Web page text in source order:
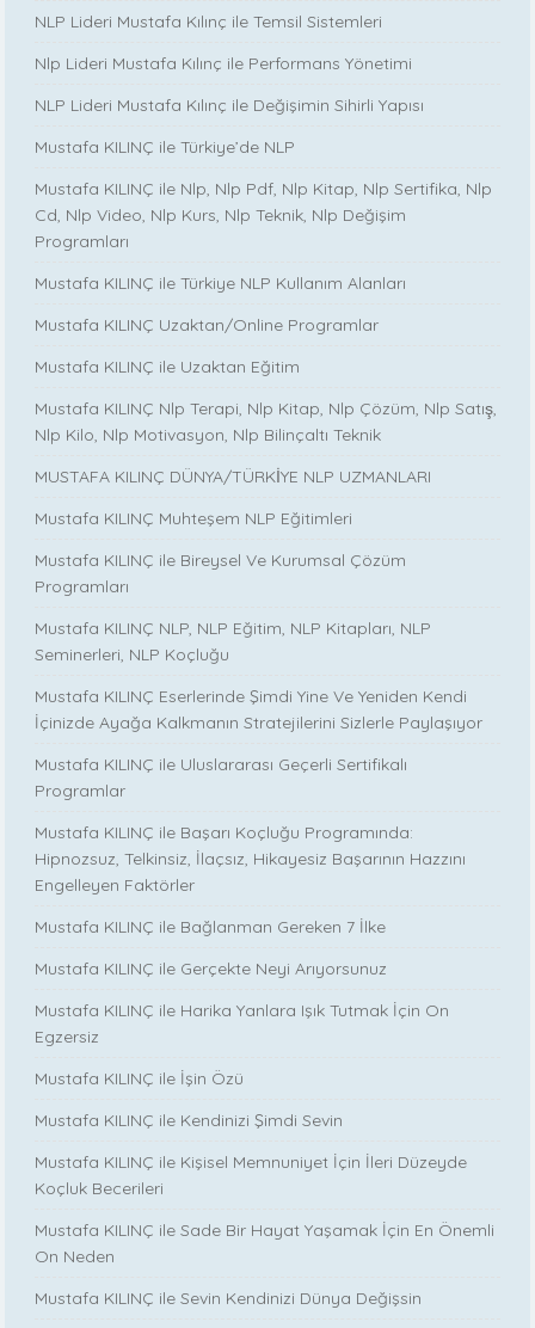
NLP Lideri Mustafa Kılınç ile Temsil Sistemleri
Nlp Lideri Mustafa Kılınç ile Performans Yönetimi
NLP Lideri Mustafa Kılınç ile Değişimin Sihirli Yapısı
Mustafa KILINÇ ile Türkiye’de NLP
Mustafa KILINÇ ile Nlp, Nlp Pdf, Nlp Kitap, Nlp Sertifika, Nlp
Cd, Nlp Video, Nlp Kurs, Nlp Teknik, Nlp Değişim
Programları
Mustafa KILINÇ ile Türkiye NLP Kullanım Alanları
Mustafa KILINÇ Uzaktan/Online Programlar
Mustafa KILINÇ ile Uzaktan Eğitim
Mustafa KILINÇ Nlp Terapi, Nlp Kitap, Nlp Çözüm, Nlp Satış,
Nlp Kilo, Nlp Motivasyon, Nlp Bilinçaltı Teknik
MUSTAFA KILINÇ DÜNYA/TÜRKİYE NLP UZMANLARI
Mustafa KILINÇ Muhteşem NLP Eğitimleri
Mustafa KILINÇ ile Bireysel Ve Kurumsal Çözüm
Programları
Mustafa KILINÇ NLP, NLP Eğitim, NLP Kitapları, NLP
Seminerleri, NLP Koçluğu
Mustafa KILINÇ Eserlerinde Şimdi Yine Ve Yeniden Kendi
İçinizde Ayağa Kalkmanın Stratejilerini Sizlerle Paylaşıyor
Mustafa KILINÇ ile Uluslararası Geçerli Sertifikalı
Programlar
Mustafa KILINÇ ile Başarı Koçluğu Programında:
Hipnozsuz, Telkinsiz, İlaçsız, Hikayesiz Başarının Hazzını
Engelleyen Faktörler
Mustafa KILINÇ ile Bağlanman Gereken 7 İlke
Mustafa KILINÇ ile Gerçekte Neyi Arıyorsunuz
Mustafa KILINÇ ile Harika Yanlara Işık Tutmak İçin On
Egzersiz
Mustafa KILINÇ ile İşin Özü
Mustafa KILINÇ ile Kendinizi Şimdi Sevin
Mustafa KILINÇ ile Kişisel Memnuniyet İçin İleri Düzeyde
Koçluk Becerileri
Mustafa KILINÇ ile Sade Bir Hayat Yaşamak İçin En Önemli
On Neden
Mustafa KILINÇ ile Sevin Kendinizi Dünya Değişsin